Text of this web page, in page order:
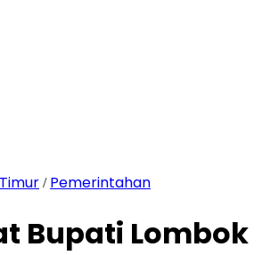
/ Pemerintahan
Bupati Lombok